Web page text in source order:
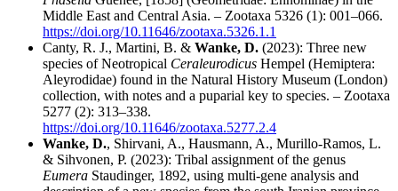
Middle East and Central Asia. – Zootaxa 5326 (1): 001–066.
https://doi.org/10.11646/zootaxa.5326.1.1
Canty, R. J., Martini, B. & Wanke, D. (2023): Three new
species of Neotropical Ceraleurodicus Hempel (Hemiptera:
Aleyrodidae) found in the Natural History Museum (London)
collection, with notes and a puparial key to species. – Zootaxa
5277 (2): 313–338.
https://doi.org/10.11646/zootaxa.5277.2.4
Wanke, D., Shirvani, A., Hausmann, A., Murillo-Ramos, L.
& Sihvonen, P. (2023): Tribal assignment of the genus
Eumera Staudinger, 1892, using multi-gene analysis and